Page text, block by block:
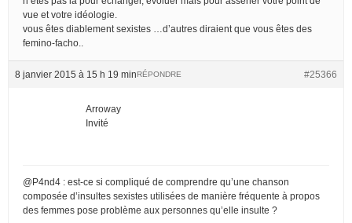
vue et votre idéologie.
vous êtes diablement sexistes …d’autres diraient que vous êtes des
femino-facho..
8 janvier 2015 à 15 h 19 min #25366
RÉPONDRE
Arroway
Invité
@P4nd4 : est-ce si compliqué de comprendre qu’une chanson
composée d’insultes sexistes utilisées de manière fréquente à propos
des femmes pose problème aux personnes qu’elle insulte ?